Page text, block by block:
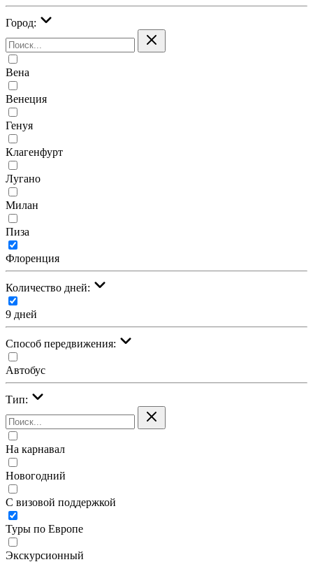
Город:
Вена
Венеция
Генуя
Клагенфурт
Лугано
Милан
Пиза
Флоренция
Количество дней:
9 дней
Cпособ передвижения:
Автобус
Тип:
На карнавал
Новогодний
С визовой поддержкой
Туры по Европе
Экскурсионный